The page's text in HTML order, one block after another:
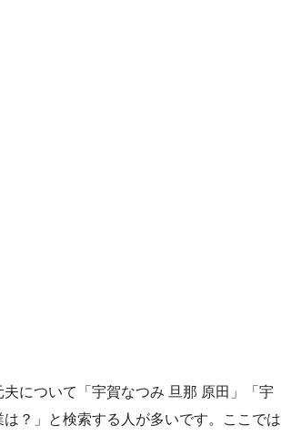
について「宇賀なつみ 旦那 原田」「宇
？」と検索する人が多いです。ここでは